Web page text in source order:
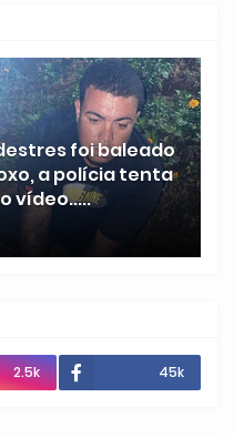
foi baleado
a polícia tenta
vídeo.....
2.5k 45k